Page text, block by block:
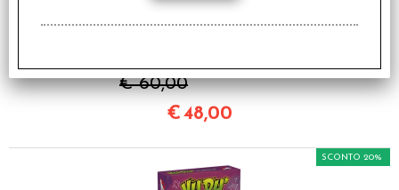
Marvel Multiverse Role-
€ 60,00
€48,00
SCONTO 20%